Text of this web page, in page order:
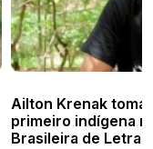
Ailton Krenak toma
primeiro indígena
Brasileira de Letras